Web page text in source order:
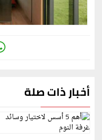
أخبار ذات صلة